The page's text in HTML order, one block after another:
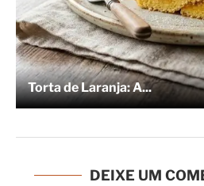
Torta de Laranja: A...
DEIXE UM